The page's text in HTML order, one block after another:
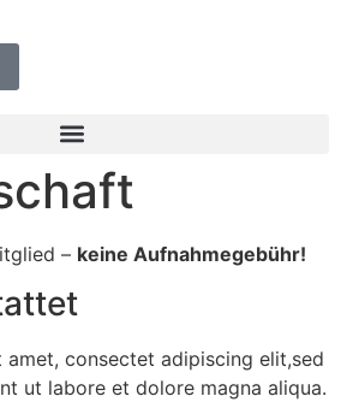
– keine Aufnahmegebühr!
consectet adipiscing elit,sed
ut labore et dolore magna aliqua.